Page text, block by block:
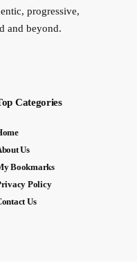
progressive,
and beyond.
Categories
Us
Bookmarks
Policy
Us